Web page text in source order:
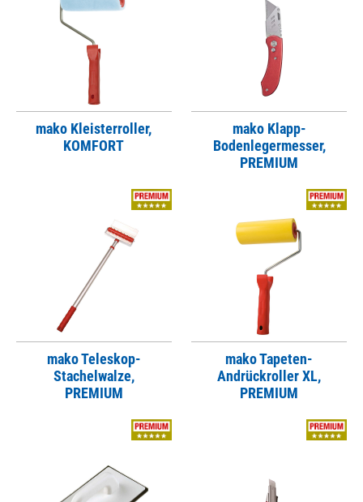
mako Kleisterroller,
KOMFORT
mako Klapp-
Bodenlegermesser,
PREMIUM
mako Teleskop-
Stachelwalze,
PREMIUM
mako Tapeten-
Andrückroller XL,
PREMIUM